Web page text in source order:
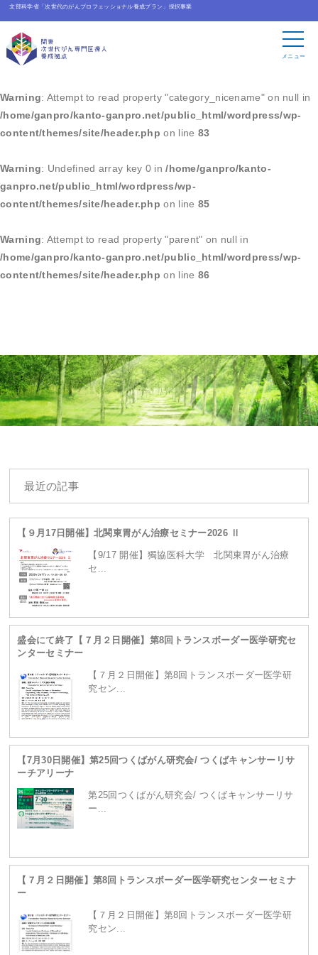
ganpro.net/public_html/wordpress/wp-
content/themes/site/header.php
Warning: Attempt to read property "category_nicename" on null in
/home/ganpro/kanto-ganpro.net/public_html/wordpress/wp-
content/themes/site/header.php on line 83
Warning: Undefined array key 0 in/home/ganpro/kanto-
ganpro.net/public_html/wordpress/wp-
content/themes/site/header.php on line 85
Warning: Attempt to read property "parent" on null in
/home/ganpro/kanto-ganpro.net/public_html/wordpress/wp-
content/themes/site/header.php on line 86
文部科学省「次世代のがんプロフェッショナル養成プラン」採択事業
メニュー
/home/ganpro/kanto-
ganpro.net/public_html/wordpress/wp-
content/themes/site/header.phpon line229
Warning: Attempt to read property "term_id" on
null in/home/ganpro/kanto-
最近の記事
【９月17日開催】北関東胃がん治療セミナー2026 Ⅱ
【9/17 開催】獨協医科大学 北関東胃がん治療
セ...
盛会にて終了【７月２日開催】第8回トランスボーダー医学研究セ
ンターセミナー
【７月２日開催】第8回トランスボーダー医学研
究セン...
【7月30日開催】第25回つくばがん研究会/ つくばキャンサーリサ
ーチアリーナ
第25回つくばがん研究会/ つくばキャンサーリサ
ー...
【７月２日開催】第8回トランスボーダー医学研究センターセミナ
ー
【７月２日開催】第8回トランスボーダー医学研
究セン...